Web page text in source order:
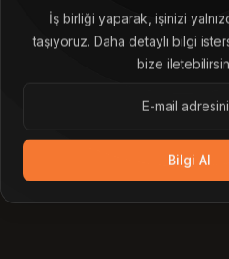
İş birliği yaparak, işinizi
taşıyoruz. Daha detaylı bilgi
bize
Bilgi Al